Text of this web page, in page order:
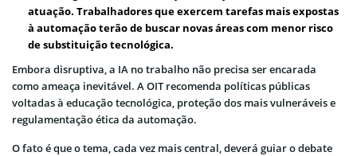
atuação. Trabalhadores que exercem tarefas mais expostas
à automação terão de buscar novas áreas com menor risco
de substituição tecnológica.
Embora disruptiva, a IA no trabalho não precisa ser encarada
como ameaça inevitável. A OIT recomenda políticas públicas
voltadas à educação tecnológica, proteção dos mais vulneráveis e
regulamentação ética da automação.
O fato é que o tema, cada vez mais central, deverá guiar o debate